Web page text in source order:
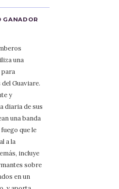
GANADOR
una
para
Guaviare.
y
diaria de sus
una banda
que le
a la
incluye
sobre
en un